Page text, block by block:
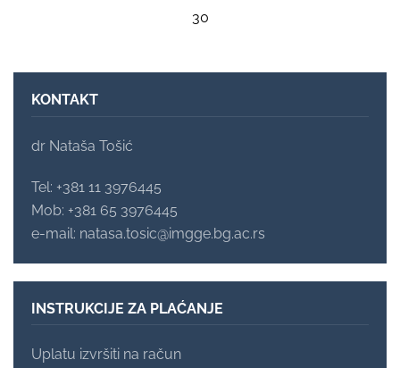
30
KONTAKT
dr Nataša Tošić
Tel: +381 11 3976445
Mob: +381 65 3976445
e-mail: natasa.tosic@imgge.bg.ac.rs
INSTRUKCIJE ZA PLAĆANJE
Uplatu izvršiti na račun